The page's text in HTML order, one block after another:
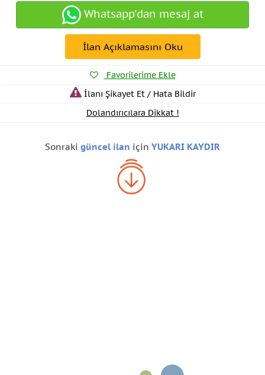
Whatsapp'dan mesaj at
İlan Açıklamasını Oku
Favorilerime Ekle
İlanı Şikayet Et / Hata Bildir
Dolandırıcılara Dikkat !
Sonraki güncel ilan için YUKARI KAYDIR